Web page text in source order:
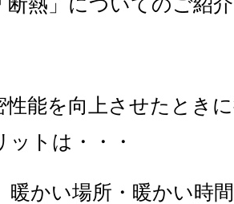
性能を向上させたとき
ットは・・・
暖かい場所・暖かい時